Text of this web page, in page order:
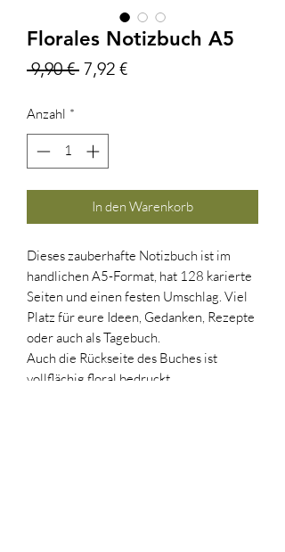
Florales Notizbuch A5
9,90 € Standardpreis
7,92 €Sale-
Anzahl *
In den Warenkorb
Dieses zauberhafte Notizbuch ist im
handlichen A5-Format, hat 128 karierte
Seiten und einen festen Umschlag. Viel
Platz für eure Ideen, Gedanken, Rezepte
oder auch als Tagebuch.
Auch die Rückseite des Buches ist
vollflächig floral bedruckt